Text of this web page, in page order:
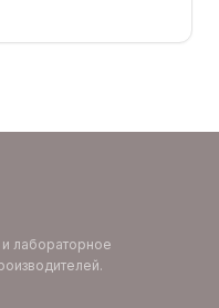
лабораторное